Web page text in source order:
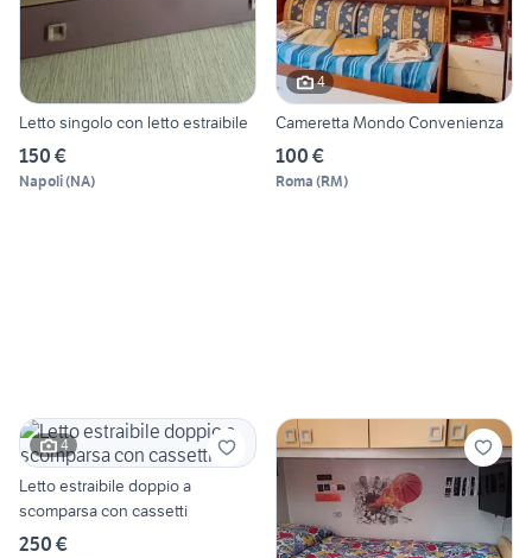
Letto singolo con letto estraibile
150 €
Napoli(NA)
4
Cameretta Mondo Convenienza
100 €
Roma (RM)
4
Letto estraibile doppio a
scomparsa con cassetti
250 €